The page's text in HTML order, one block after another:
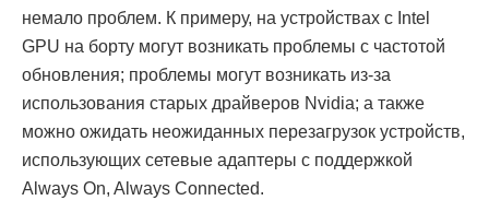
немало проблем. К примеру, на устройствах с Intel
GPU на борту могут возникать проблемы с частотой
обновления; проблемы могут возникать из-за
использования старых драйверов Nvidia; а также
можно ожидать неожиданных перезагрузок устройств,
использующих сетевые адаптеры с поддержкой
Always On, Always Connected.